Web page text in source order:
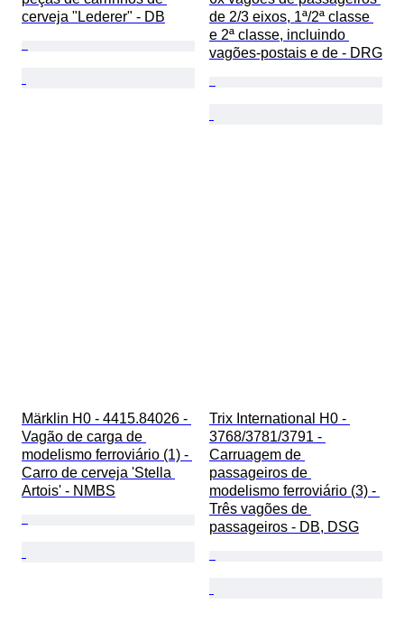
cerveja "Lederer" - DB
de 2/3 eixos, 1ª/2ª classe
e 2ª classe, incluindo
vagões-postais e de - DRG
Märklin H0 - 4415.84026 -
Vagão de carga de
modelismo ferroviário (1) -
Carro de cerveja 'Stella
Artois' - NMBS
Trix International H0 -
3768/3781/3791 -
Carruagem de
passageiros de
modelismo ferroviário (3) -
Três vagões de
passageiros - DB, DSG